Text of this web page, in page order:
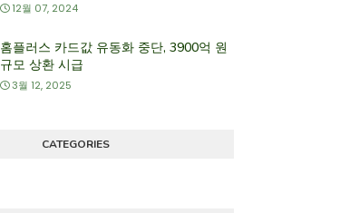
12월 07, 2024
홈플러스 카드값 유동화 중단, 3900억 원
규모 상환 시급
3월 12, 2025
CATEGORIES